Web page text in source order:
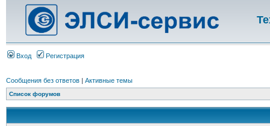
Вход Регистрация
Сообщения без ответов | Активные темы
Список форумов